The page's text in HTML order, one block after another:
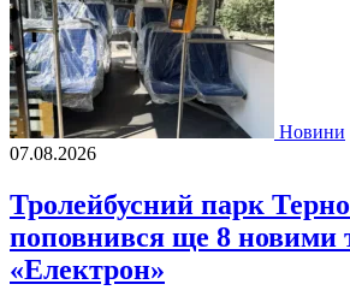
Новини
07.08.2026
Тролейбусний парк
поповнився ще 8 новими
«Електрон»